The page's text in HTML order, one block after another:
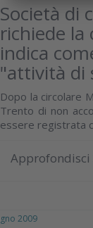
Società di
richiede la
indica
"attività di
Dopo la circolare
Trento di non
essere registrata
Approfondisci
2009